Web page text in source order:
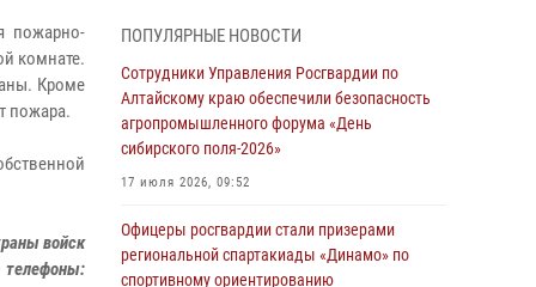
пожарно-
комнате.
Кроме
пожара.
войск
телефоны:
бойцы ОМОН «Алтай» провели военно-
патриотическое мероприятие для детей в
лагере «Звёздный»
05 июля 2026, 11:13
Росгвардия Алтайского края приняла участие
храбрости»
04 июля 2026, 11:09
ПОПУЛЯРНЫЕ НОВОСТИ
Сотрудники Управления Росгвардии по
Алтайскому краю обеспечили безопасность
агропромышленного форума «День
сибирского поля-2026»
17 июля 2026, 09:52
Офицеры росгвардии стали призерами
региональной спартакиады «Динамо» по
спортивному ориентированию